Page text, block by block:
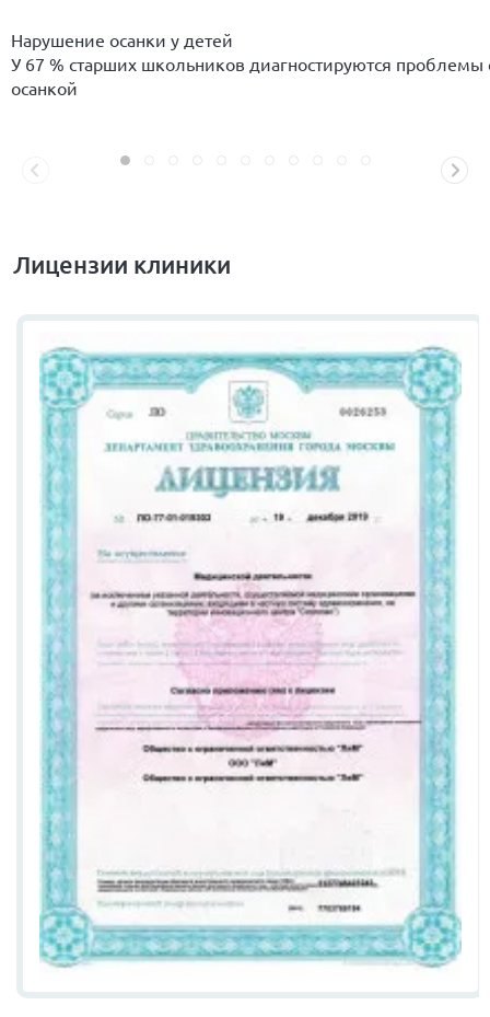
Нарушение осанки у детей
У 67 % старших школьников диагностируются проблемы
осанкой
Лицензии клиники